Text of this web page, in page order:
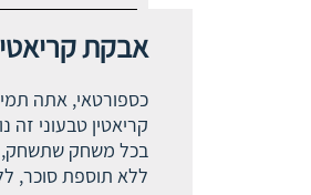
אבקת
כספורטאי, אתה
קריאטין טבעוני
בכל משחק שתשחק,
ללא תוספת סוכר, ללא חומרים